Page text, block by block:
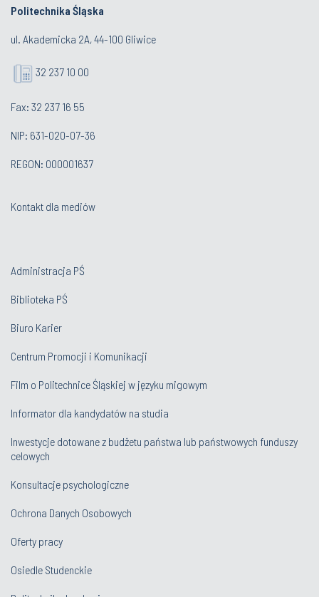
Politechnika Śląska
ul. Akademicka 2A, 44-100 Gliwice
32 237 10 00
Fax: 32 237 16 55
NIP: 631-020-07-36
REGON: 000001637
Kontakt dla mediów
Administracja PŚ
Biblioteka PŚ
Biuro Karier
Centrum Promocji i Komunikacji
Film o Politechnice Śląskiej w języku migowym
Informator dla kandydatów na studia
Inwestycje dotowane z budżetu państwa lub państwowych funduszy
celowych
Konsultacje psychologiczne
Ochrona Danych Osobowych
Oferty pracy
Osiedle Studenckie